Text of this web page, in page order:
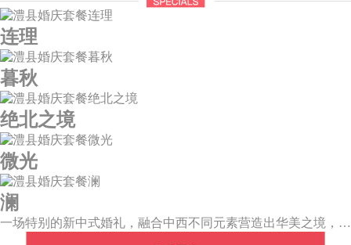
连理
暮秋
绝北之境
微光
澜
一场特别的新中式婚礼，融合中西不同元素营造出华美之境，有庄严浪漫的西式证婚，也有含蓄深情的中式感恩，从古典到现代，从前世到今生，爱，隽永铭刻。